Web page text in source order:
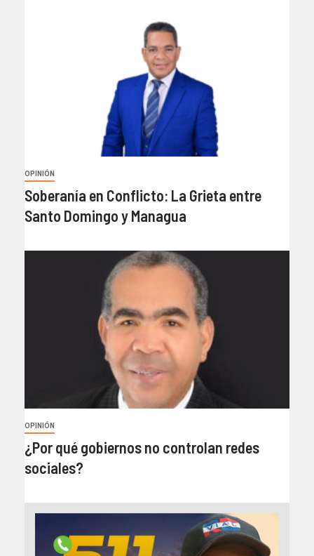
OPINIÓN
Soberanía en Conflicto: La Grieta entre
Santo Domingo y Managua
OPINIÓN
¿Por qué gobiernos no controlan redes
sociales?